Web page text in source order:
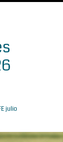
julio